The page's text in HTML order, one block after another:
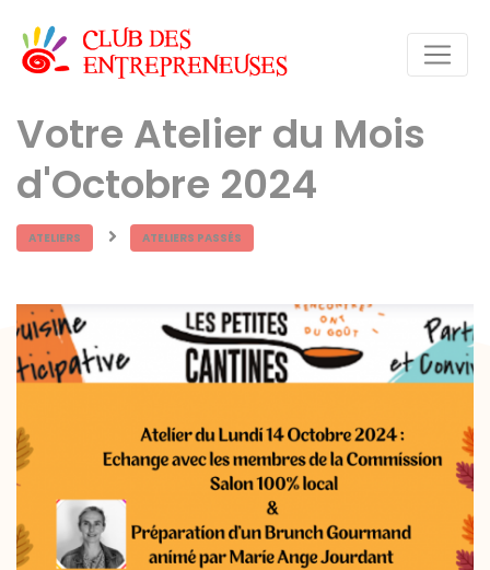
Votre Atelier du Mois
d'Octobre 2024
ATELIERS ATELIERS PASSÉS